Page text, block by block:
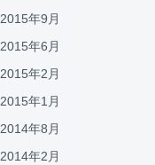
2015年9月
2015年6月
2015年2月
2015年1月
2014年8月
2014年2月